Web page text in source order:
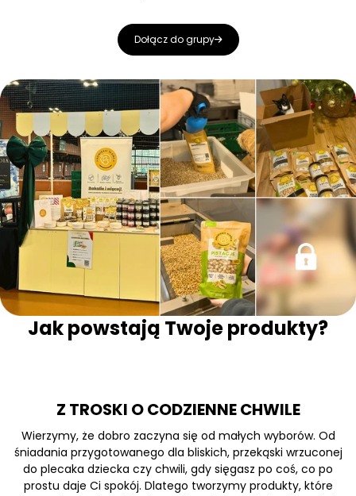
Dołącz do grupy
Jak powstają Twoje produkty?
Z TROSKI O CODZIENNE CHWILE
Wierzymy, że dobro zaczyna się od małych wyborów. Od
śniadania przygotowanego dla bliskich, przekąski wrzuconej
do plecaka dziecka czy chwili, gdy sięgasz po coś, co po
prostu daje Ci spokój. Dlatego tworzymy produkty, które